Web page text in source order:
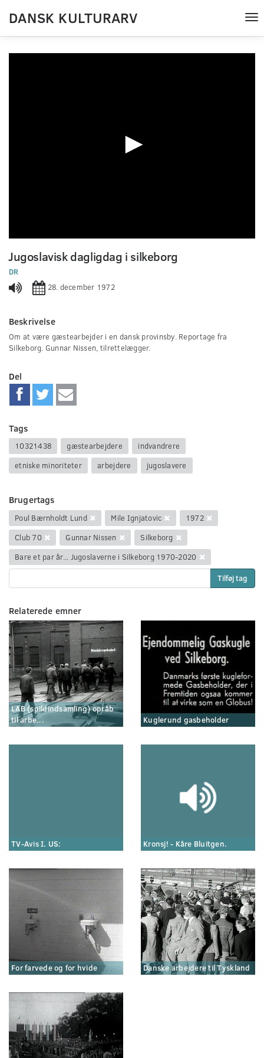
DANSK KULTURARV
seconds
of
0
seconds
Jugoslavisk dagligdag i silkeborg
DR
28. december 1972
Beskrivelse
Om at være gæstearbejder i en dansk provinsby. Reportage fra
Silkeborg. Gunnar Nissen, tilrettelægger.
Del
Tags
10321438 gæstearbejdere
indvandrere
etniske minoriteter
arbejdere jugoslavere
Brugertags
Poul Bærnholdt Lund Mile Ignjatovic
1972
Club 70
Gunnar Nissen
Silkeborg
Bare et par år... Jugoslaverne i Silkeborg 1970-2020
Tilføj tag
Relaterede emner
LAB (spildindsamling) opråb
til arbe...
Kuglerund gasbeholder
TV-Avis I. US: Kronsj! - Kåre Bluitgen.
For farvede og for hvide Danske arbejdere til Tyskland